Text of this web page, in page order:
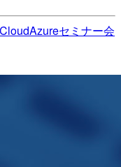
Azureセミナー会